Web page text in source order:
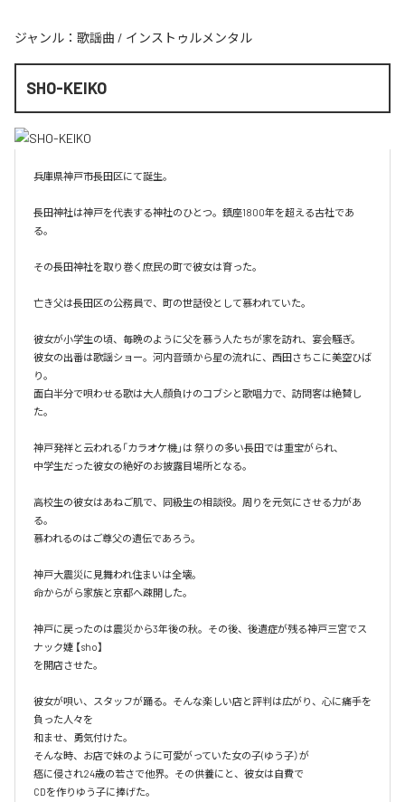
ジャンル： 歌謡曲 / インストゥルメンタル
SHO-KEIKO
兵庫県神戸市長田区にて誕生。
長田神社は神戸を代表する神社のひとつ。鎮座1800年を超える古社であ
る。
その長田神社を取り巻く庶民の町で彼女は育った。
亡き父は長田区の公務員で、町の世話役として慕われていた。
彼女が小学生の頃、毎晩のように父を慕う人たちが家を訪れ、宴会騒ぎ。
彼女の出番は歌謡ショー。河内音頭から星の流れに、西田さちこに美空ひば
り。
面白半分で唄わせる歌は大人顔負けのコブシと歌唱力で、訪問客は絶賛し
た。
神戸発祥と云われる「カラオケ機｣は 祭りの多い長田では重宝がられ、
中学生だった彼女の絶好のお披露目場所となる。
高校生の彼女はあねご肌で、同級生の相談役。周りを元気にさせる力があ
る。
慕われるのはご尊父の遺伝であろう。
神戸大震災に見舞われ住まいは全壊。
命からがら家族と京都へ疎開した。
神戸に戻ったのは震災から3年後の秋。その後、後遺症が残る神戸三宮でス
ナック婕 【sho】
を開店させた。
彼女が唄い、スタッフが踊る。そんな楽しい店と評判は広がり、心に痛手を
負った人々を
和ませ、勇気付けた。
そんな時、お店で妹のように可愛がっていた女の子(ゆう子）が
癌に侵され24歳の若さで他界。その供養にと、彼女は自費で
CDを作りゆう子に捧げた。